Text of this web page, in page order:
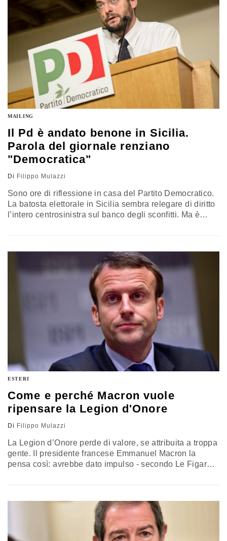
MAILING
Il Pd è andato benone in Sicilia.
Parola del giornale renziano
"Democratica"
Di Filippo Mulazzi
Sono ore di riflessione in casa del Partito Democratico.
La batosta elettorale in Sicilia sembra relegare di diritto
l’intero centrosinistra sul banco degli sconfitti. Ma è
Salvatore Vassallo, i numeri ci dicono che nelle…
ESTERI
Come e perché Macron vuole
ripensare la Legion d'Onore
Di Filippo Mulazzi
La Legion d’Onore perde di valore, se attribuita a troppa
gente. Il presidente francese Emmanuel Macron la
pensa così: avrebbe dato impulso - secondo Le Figaro -
al produttore americano Harvey Weinstein - premiato